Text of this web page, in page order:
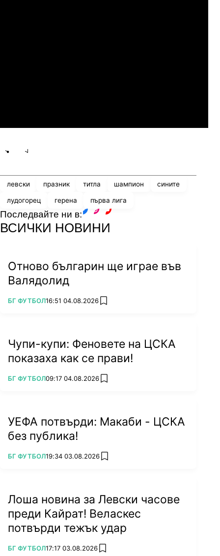
левски празник титла шампион сините
лудогорец герена първа лига
Последвайте ни в:
ВСИЧКИ НОВИНИ
Отново българин ще играе във
Валядолид
ПОВЕЧЕ ОТ
БГ ФУТБОЛ16:51 04.08.2026 add favorites
Чупи-купи: Феновете на ЦСКА
показаха как се прави!
ПОВЕЧЕ ОТ
БГ ФУТБОЛ09:17 04.08.2026 add favorites
УЕФА потвърди: Макаби - ЦСКА
без публика!
ПОВЕЧЕ ОТ
БГ ФУТБОЛ19:34 03.08.2026 add favorites
Лоша новина за Левски часове
преди Кайрат! Веласкес
потвърди тежък удар
ПОВЕЧЕ ОТ
БГ ФУТБОЛ17:17 03.08.2026 add favorites